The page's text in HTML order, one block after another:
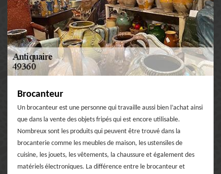
Brocanteur
Un brocanteur est une personne qui travaille aussi bien l’achat ainsi
que dans la vente des objets fripés qui est encore utilisable.
Nombreux sont les produits qui peuvent être trouvé dans la
brocanterie comme les meubles de maison, les ustensiles de
cuisine, les jouets, les vêtements, la chaussure et également des
matériels électroniques. La différence entre le brocanteur et